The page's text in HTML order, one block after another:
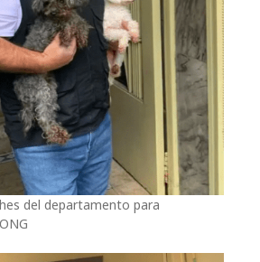
del departamento para